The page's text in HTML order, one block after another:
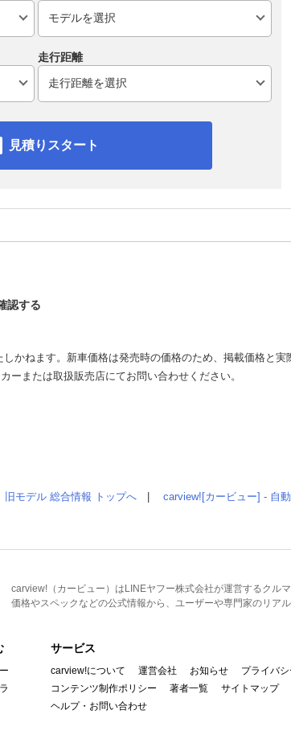
走行距離
見積りスタート
認する
かねます。新車価格は発売時の価格のため、掲載価格と実
ーまたは取扱販売店にてお問い合わせください。
旧モデル 総合情報 トップへ carview![カービュー] - 自
carview!（カービュー）はLINEヤフー株式会社が運営するクル
価格やスペックなどの公式情報から、ユーザーや専門家のリア
サービス
carview!について 運営会社 お知らせ プライバ
コンテンツ制作ポリシー
著者一覧 サイトマップ
ヘルプ・お問い合わせ